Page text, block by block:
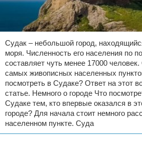
Судак – небольшой город,
моря. Численность его населения по
составляет чуть менее 17000
самых живописных населенных
посмотреть в Судаке? Ответ на этот
статье. Немного о городе Что
Судаке тем, кто впервые оказался в
городе? Для начала стоит немного
населенном пункте. Суда